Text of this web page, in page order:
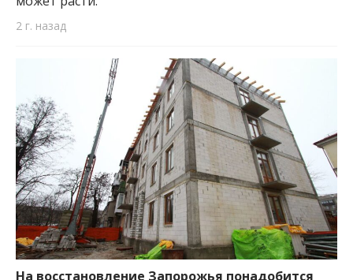
2 г. назад
На восстановление Запорожья понадобится